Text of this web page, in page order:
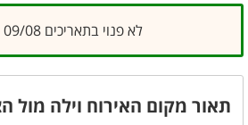
לא פנוי בתאריכים 09/08 - 10/08
תאור מקום האירוח וילה מול